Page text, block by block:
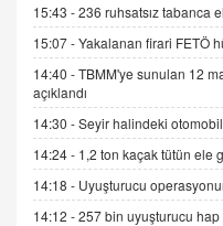
İNCİ GÜL
Trump
06.07.2026 13:00
ADEM AKÖL
Esed
Sednaya
11.12.2024 12:30
15:43 -236 ruhsatsız tabanca
15:07 -Yakalanan firari FETÖ
14:40 -TBMM'ye sunulan 12
açıklandı
14:30 -Seyir halindeki
14:24 - 1,2 ton kaçak tütün ele
14:18 - Uyuşturucu
14:12 -257 bin uyuşturucu